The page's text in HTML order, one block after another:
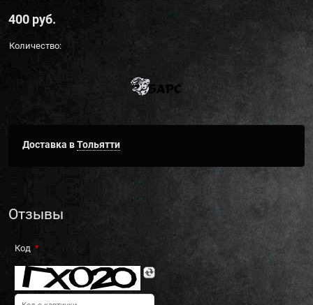
400 руб.
Количество:
Доставка вТольятти
Отзывы
Код